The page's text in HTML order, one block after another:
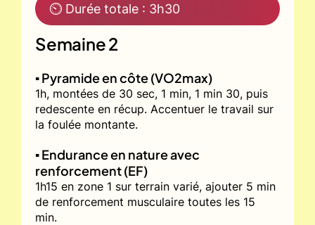
⏲ Durée totale : 3h30
Semaine 2
▪️ Pyramide en côte (VO2max)
1h, montées de 30 sec, 1 min, 1 min 30, puis
redescente en récup. Accentuer le travail sur
la foulée montante.
▪️ Endurance en nature avec
renforcement (EF)
1h15 en zone 1 sur terrain varié, ajouter 5 min
de renforcement musculaire toutes les 15
min.